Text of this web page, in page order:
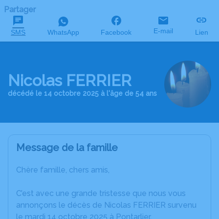
Partager
SMS WhatsApp Facebook E-mail Lien
Nicolas FERRIER
décédé le 14 octobre 2025 à l'âge de 54 ans
Message de la famille
Chère famille, chers amis,
C’est avec une grande tristesse que nous vous
annonçons le décès de Nicolas FERRIER survenu
le mardi 14 octobre 2025 à Pontarlier.